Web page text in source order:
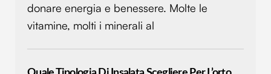
donare energia e benessere. Molte le
vitamine, molti i minerali al